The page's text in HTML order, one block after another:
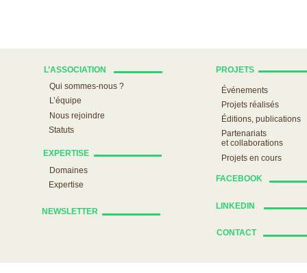
L’ASSOCIATION
Qui sommes-nous ?
L’équipe
Nous rejoindre
Statuts
EXPERTISE
Domaines
Expertise
NEWSLETTER
PROJETS
Événements
Projets réalisés
Éditions, publications
Partenariats
et collaborations
Projets en cours
FACEBOOK
LINKEDIN
CONTACT